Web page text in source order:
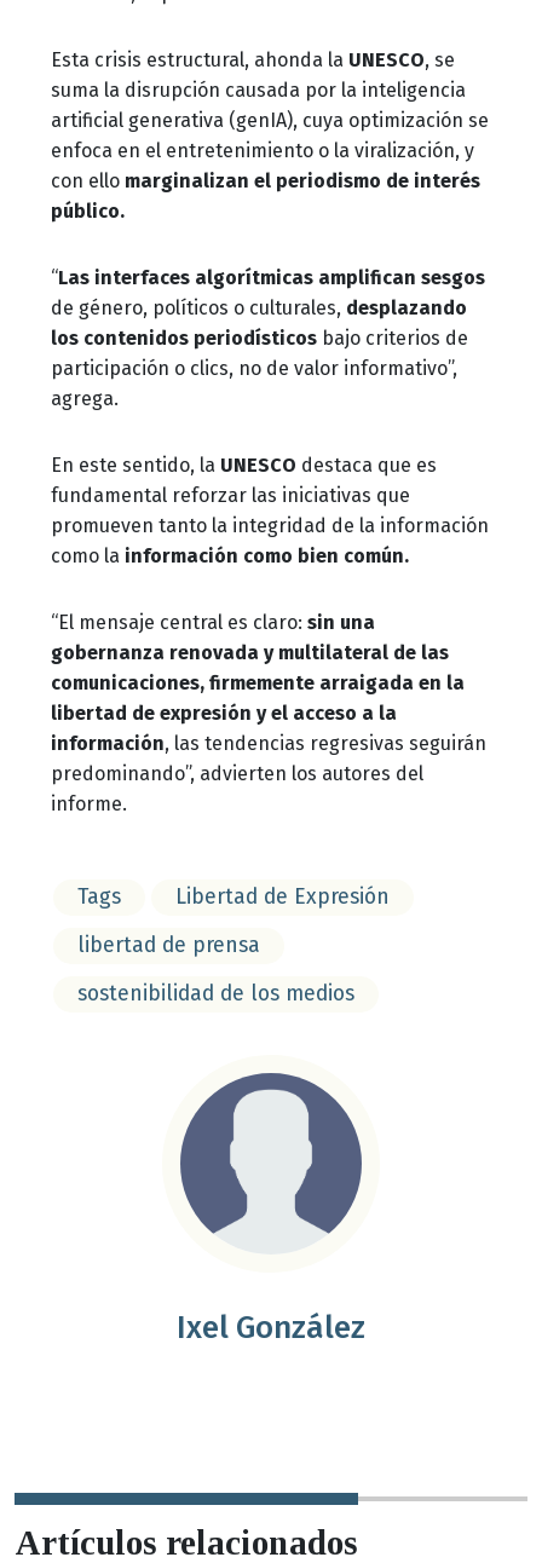
Esta crisis estructural, ahonda la UNESCO, se
suma la disrupción causada por la inteligencia
artificial generativa (genIA), cuya optimización se
enfoca en el entretenimiento o la viralización, y
con ello marginalizan el periodismo de interés
público.
“Las interfaces algorítmicas amplifican sesgos
de género, políticos o culturales, desplazando
los contenidos periodísticos bajo criterios de
participación o clics, no de valor informativo”,
agrega.
En este sentido, la UNESCO destaca que es
fundamental reforzar las iniciativas que
promueven tanto la integridad de la información
como la información como bien común.
“El mensaje central es claro: sin una
gobernanza renovada y multilateral de las
comunicaciones, firmemente arraigada en la
libertad de expresión y el acceso a la
información, las tendencias regresivas seguirán
predominando”, advierten los autores del
informe.
Tags
Libertad de Expresión
libertad de prensa
sostenibilidad de los medios
Ixel González
Artículos relacionados